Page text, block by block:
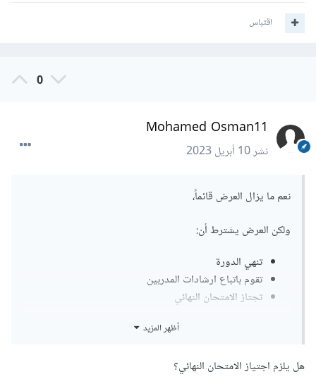
اقتباس
0
Mohamed Osman11
نشر10 أبريل 2023
نعم ما يزال العرض قائماً،
ولكن العرض يشترط أن:
تنهي الدورة
تقوم باتباع ارشادات المدربين
تجتاز الامتحان النهائي
لا اعرف بهذا الخصوص، فلم يتم الاشارة لهذا سابقاً في عروض
أظهر المزيد
هل يلزم اجتياز الامتحان النهائي؟